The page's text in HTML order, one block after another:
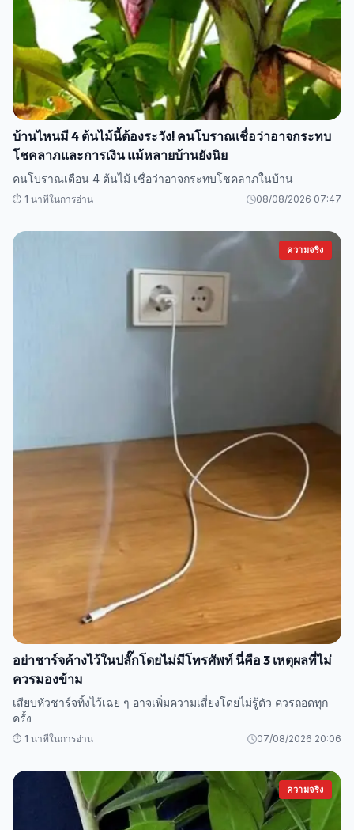
บ้านไหนมี 4 ต้นไม้นี้ต้องระวัง! คนโบราณเชื่อว่าอาจกระทบ
โชคลาภและการเงิน แม้หลายบ้านยังนิย
คนโบราณเตือน 4 ต้นไม้ เชื่อว่าอาจกระทบโชคลาภในบ้าน
⏱️ 1 นาทีในการอ่าน 08/08/2026 07:47
ความจริง
อย่าชาร์จค้างไว้ในปลั๊กโดยไม่มีโทรศัพท์ นี่คือ 3 เหตุผลที่ไม่
ควรมองข้าม
เสียบหัวชาร์จทิ้งไว้เฉย ๆ อาจเพิ่มความเสี่ยงโดยไม่รู้ตัว ควรถอดทุก
ครั้ง
⏱️ 1 นาทีในการอ่าน 07/08/2026 20:06
ความจริง